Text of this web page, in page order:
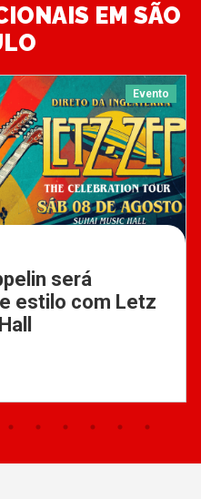
EM SÃO
Evento
será
estilo com Letz